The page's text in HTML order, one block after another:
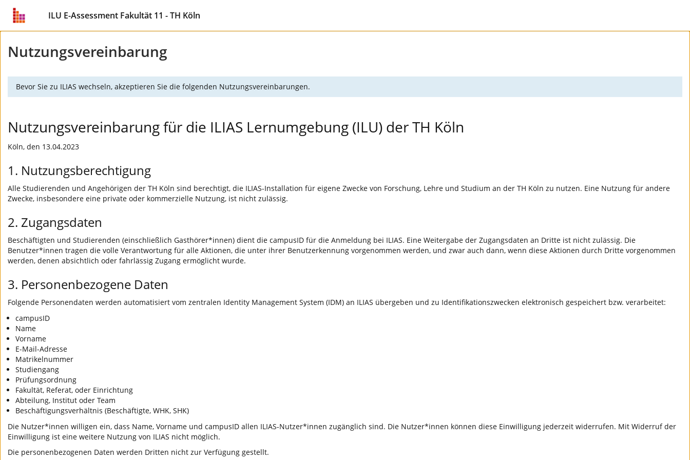
ILU E-Assessment Fakultät 11 - TH Köln
Nutzungsvereinbarung
Bevor Sie zu ILIAS wechseln, akzeptieren Sie die folgenden Nutzungsvereinbarungen.
Nutzungsvereinbarung für die ILIAS Lernumgebung (ILU) der TH Köln
Köln, den 13.04.2023
1. Nutzungsberechtigung
Alle Studierenden und Angehörigen der TH Köln sind berechtigt, die ILIAS-Installation für eigene Zwecke von Forschung, Lehre und Studium an der TH Köln zu nutzen. Eine Nutzung für andere
Zwecke, insbesondere eine private oder kommerzielle Nutzung, ist nicht zulässig.
2. Zugangsdaten
Beschäftigten und Studierenden (einschließlich Gasthörer*innen) dient die campusID für die Anmeldung bei ILIAS. Eine Weitergabe der Zugangsdaten an Dritte ist nicht zulässig. Die
Benutzer*innen tragen die volle Verantwortung für alle Aktionen, die unter ihrer Benutzerkennung vorgenommen werden, und zwar auch dann, wenn diese Aktionen durch Dritte vorgenommen
werden, denen absichtlich oder fahrlässig Zugang ermöglicht wurde.
3. Personenbezogene Daten
Folgende Personendaten werden automatisiert vom zentralen Identity Management System (IDM) an ILIAS übergeben und zu Identifikationszwecken elektronisch gespeichert bzw. verarbeitet:
campusID
Name
Vorname
E-Mail-Adresse
Matrikelnummer
Studiengang
Prüfungsordnung
Fakultät, Referat, oder Einrichtung
Abteilung, Institut oder Team
Beschäftigungsverhältnis (Beschäftigte, WHK, SHK)
Die Nutzer*innen willigen ein, dass Name, Vorname und campusID allen ILIAS-Nutzer*innen zugänglich sind. Die Nutzer*innen können diese Einwilligung jederzeit widerrufen. Mit Widerruf der
Einwilligung ist eine weitere Nutzung von ILIAS nicht möglich.
Die personenbezogenen Daten werden Dritten nicht zur Verfügung gestellt.